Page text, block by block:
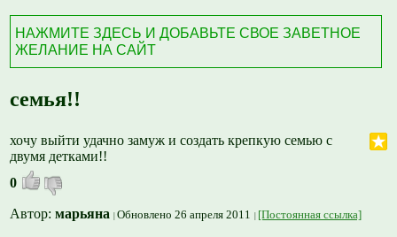
НАЖМИТЕ ЗДЕСЬ И ДОБАВЬТЕ СВОЕ ЗАВЕТНОЕ
ЖЕЛАНИЕ НА САЙТ
семья!!
хочу выйти удачно замуж и создать крепкую семью с
двумя детками!!
0
Автор:марьяна Обновлено 26 апреля 2011 [Постоянная ссылка]